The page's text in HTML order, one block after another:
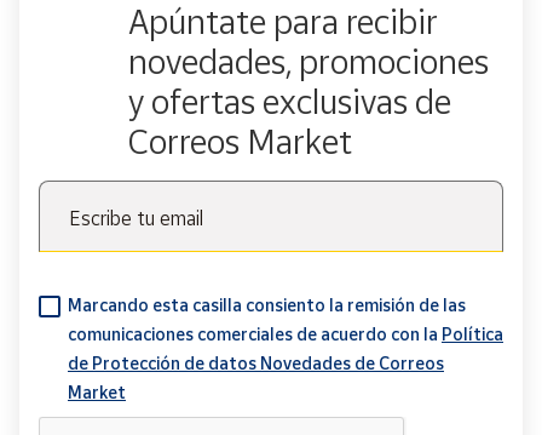
Apúntate para recibir
novedades, promociones
y ofertas exclusivas de
Correos Market
Escribe tu email
Marcando esta casilla consiento la remisión de las
comunicaciones comerciales de acuerdo con la Política
de Protección de datos Novedades de Correos
Market